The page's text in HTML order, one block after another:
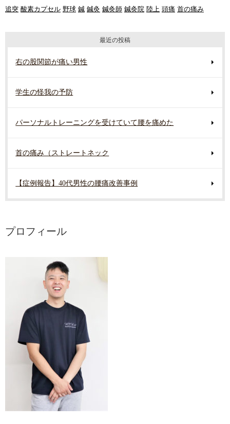
追突 酸素カプセル 野球 鍼 鍼灸 鍼灸師 鍼灸院 陸上 頭痛 首の痛み
最近の投稿
右の股関節が痛い男性
学生の怪我の予防
パーソナルトレーニングを受けていて腰を痛めた
首の痛み（ストレートネック
【症例報告】40代男性の腰痛改善事例
プロフィール